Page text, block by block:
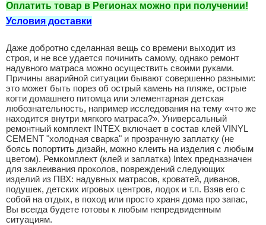
Оплатить товар в Регионах можно при получении!
Условия доставки
Даже добротно сделанная вещь со времени выходит из
строя, и не все удается починить самому, однако ремонт
надувного матраса можно осуществить своими руками.
Причины аварийной ситуации бывают совершенно разными:
это может быть порез об острый камень на пляже, острые
когти домашнего питомца или элементарная детская
любознательность, например исследования на тему «что же
находится внутри мягкого матраса?». Универсальный
ремонтный комплект INTEX включает в состав клей VINYL
CEMENT "холодная сварка" и прозрачную заплатку (не
боясь попортить дизайн, можно клеить на изделия с любым
цветом). Ремкомплект (клей и заплатка) Intex предназначен
для заклеивания проколов, повреждений следующих
изделий из ПВХ: надувных матрасов, кроватей, диванов,
подушек, детских игровых центров, лодок и т.п. Взяв его с
собой на отдых, в поход или просто храня дома про запас,
Вы всегда будете готовы к любым непредвиденным
ситуациям.